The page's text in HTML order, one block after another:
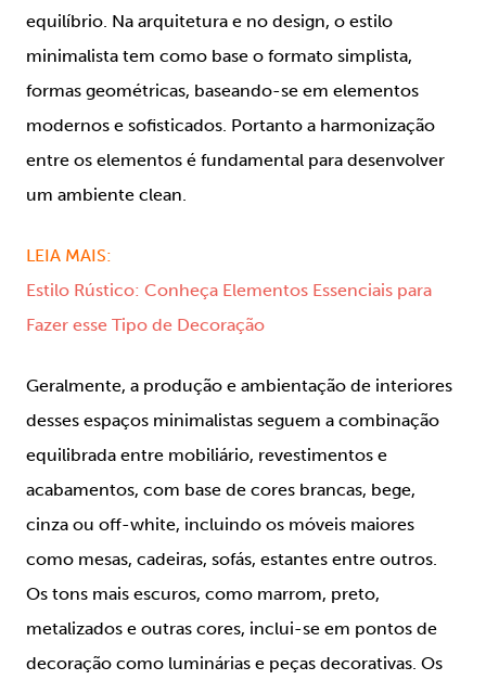
equilíbrio. Na arquitetura e no design, o estilo
minimalista tem como base o formato simplista,
formas geométricas, baseando-se em elementos
modernos e sofisticados. Portanto a harmonização
entre os elementos é fundamental para desenvolver
um ambiente clean.
LEIA MAIS:
Estilo Rústico: Conheça Elementos Essenciais para
Fazer esse Tipo de Decoração
Geralmente, a produção e ambientação de interiores
desses espaços minimalistas seguem a combinação
equilibrada entre mobiliário, revestimentos e
acabamentos, com base de cores brancas, bege,
cinza ou off-white, incluindo os móveis maiores
como mesas, cadeiras, sofás, estantes entre outros.
Os tons mais escuros, como marrom, preto,
metalizados e outras cores, inclui-se em pontos de
decoração como luminárias e peças decorativas. Os